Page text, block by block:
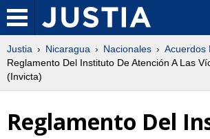
Justia Nicaragua Nacionales
Acuerdos
Reglamento Del Instituto De Atención A Las
(Invicta)
Reglamento Del